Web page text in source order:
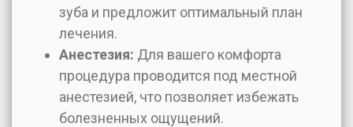
зуба и предложит оптимальный план
лечения.
Анестезия: Для вашего комфорта
процедура проводится под местной
анестезией, что позволяет избежать
болезненных ощущений.